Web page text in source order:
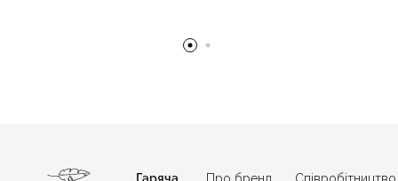
Гаряча Про бренд Співробітництво